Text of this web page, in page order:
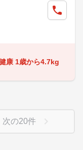
康 1歳から4.7kg
次の20件